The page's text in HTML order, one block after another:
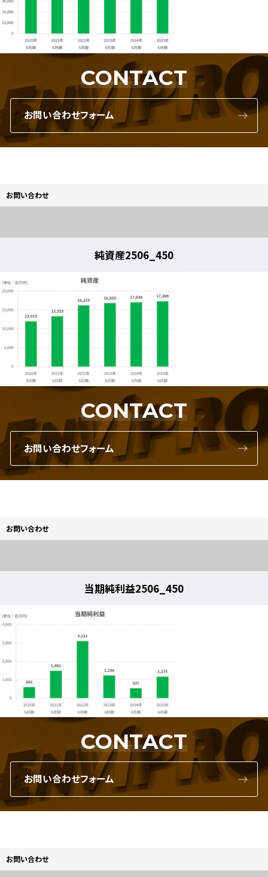
CONTACT
お問い合わせフォーム
お問い合わせ
純資産2506_450
CONTACT
お問い合わせフォーム
お問い合わせ
当期純利益2506_450
CONTACT
お問い合わせフォーム
お問い合わせ